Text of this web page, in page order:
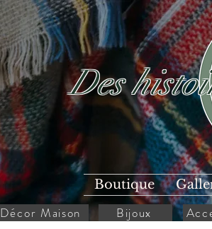
Boutique
Des
Décor Maison Bijoux